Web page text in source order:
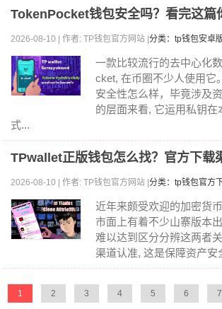
TokenPocket钱包安全吗？看完这篇
2026-08-10 | 作者: TP钱包官方网站 | 分类：tp钱包安卓
一款比较流行的去中心化
cket, 在币圈不少人使用它
安全性怎么样，毕竟涉及
的层面来看, 它运用私钥在
式...
TPwallet正版钱包怎么找？官方下载
2026-08-10 | 作者: TP钱包官方网站 | 分类：tp钱包官方
近年来颇受欢迎的加密货
市面上有着不少山寨版本
难以达到区分分辨这两者
渠道认准, 这是保障资产安
1 2 3 4 5 6 7